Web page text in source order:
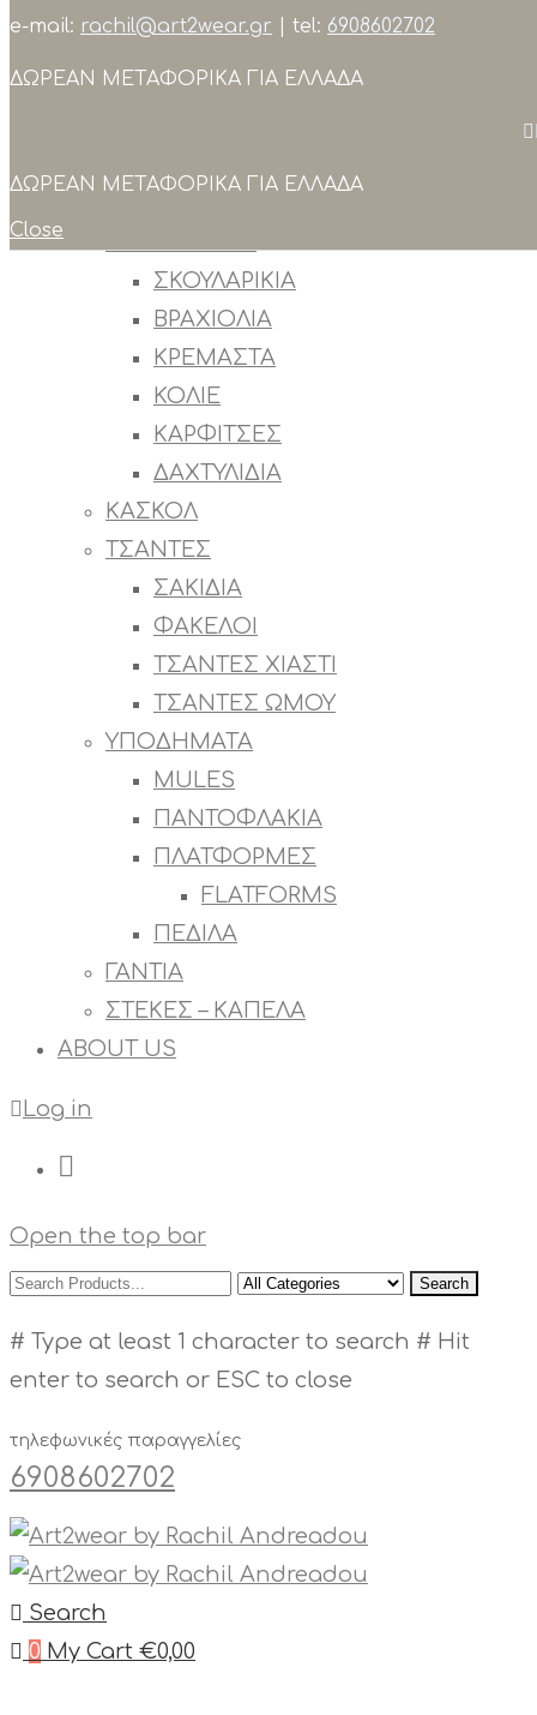
Search
ΣΥΛΛΟΓΕΣ
ΣΚΟΥΛΑΡΙΚΙΑ
ΒΡΑΧΙΟΛΙΑ
ΚΡΕΜΑΣΤΑ
ΚΟΛΙΕ
ΚΑΡΦΙΤΣΕΣ
ΔΑΧΤΥΛΙΔΙΑ
ΚΑΣΚΟΛ
ΤΣΑΝΤΕΣ
ΣΑΚΙΔΙΑ
ΦΑΚΕΛΟΙ
ΤΣΑΝΤΕΣ ΧΙΑΣΤΙ
ΤΣΑΝΤΕΣ ΩΜΟΥ
ΥΠΟΔΗΜΑΤΑ
MULES
ΠΑΝΤΟΦΛΑΚΙΑ
ΠΛΑΤΦΟΡΜΕΣ
FLATFORMS
ΠΕΔΙΛΑ
ΓΑΝΤΙΑ
ΣΤΕΚΕΣ – ΚΑΠΕΛΑ
ABOUT US
Log in
e-mail: rachil@art2wear.gr | tel: 6908602702
ΔΩΡΕΑΝ ΜΕΤΑΦΟΡΙΚΑ ΓΙΑ ΕΛΛΑΔΑ
ΔΩΡΕΑΝ ΜΕΤΑΦΟΡΙΚΑ ΓΙΑ ΕΛΛΑΔΑ
Close
Open the top bar
Search
# Type at least 1 character to search # Hit
enter to search or ESC to close
τηλεφωνικές παραγγελίες
6908602702
Search
0 My Cart €0,00